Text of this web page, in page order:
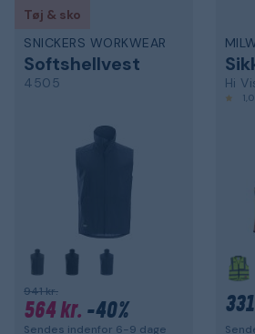
Tøj & sko
SNICKERS WORKWEAR
Softshellvest
4505
941 kr.
564 kr. -40%
Sendes indenfor 6-9 dage
Hi
1,0